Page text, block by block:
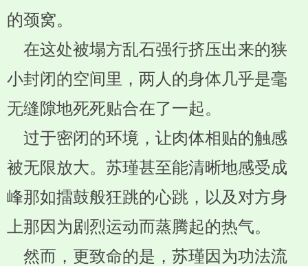
的颈窝。
在这处被塌方乱石强行挤压出来的狭
小封闭的空间里，两人的身体几乎是毫
无缝隙地死死贴合在了一起。
过于密闭的环境，让肉体相贴的触感
被无限放大。苏瑾甚至能清晰地感受成
峰那如擂鼓般狂跳的心跳，以及对方身
上那因为剧烈运动而蒸腾起的热气。
然而，更致命的是，苏瑾因为功法流